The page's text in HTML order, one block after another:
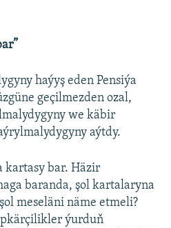
haýyş eden Pensiýa
geçilmezden ozal,
we käbir
aýtdy.
kartasy bar. Häzir
baranda, şol kartalaryna
meseläni näme etmeli?
ýurduň